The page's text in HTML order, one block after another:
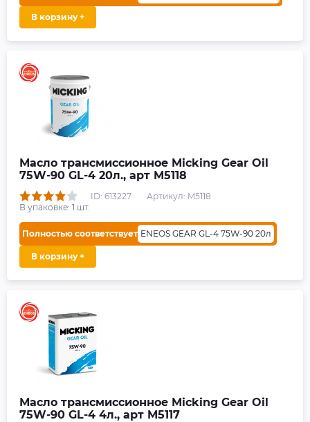
В корзину +
Масло трансмиссионное Micking Gear Oil
75W-90 GL-4 20л., арт M5118
ID: 613227
Артикул: M5118
В упаковке: 1 шт.
Полностью соответствует ENEOS GEAR GL-4 75W-90 20л
В корзину +
Масло трансмиссионное Micking Gear Oil
75W-90 GL-4 4л., арт M5117